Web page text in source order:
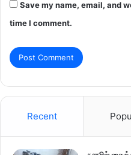
Save my name, email, and
time I comment.
Recent